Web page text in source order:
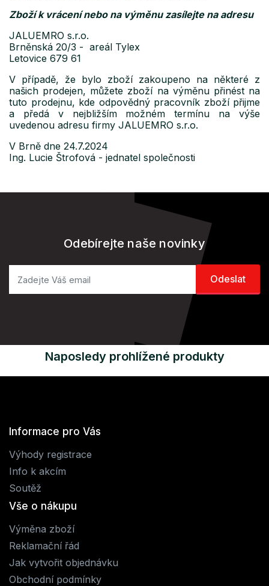
Zboží k vrácení nebo na výměnu zasílejte na adresu
JALUEMRO s.r.o.
Brněnská 20/3 - areál Tylex
Letovice 679 61
V případě, že bylo zboží zakoupeno na některé z
našich prodejen, můžete zboží na výměnu přinést na
tuto prodejnu, kde odpovědný pracovník zboží přijme
a předá v nejbližším možném termínu na výše
uvedenou adresu firmy JALUEMRO s.r.o.
V Brně dne 24.7.2024
Ing. Lucie Štrofová - jednatel společnosti
Odebírejte naše novinky
Naposledy prohlížené produkty
Informace pro Vás
Výhody registrace
Info k akcím
Soutěž
Vše o nákupu
Výměna zboží
Reklamační řád
Jak vytvořit objednávku
Obchodní podmínky